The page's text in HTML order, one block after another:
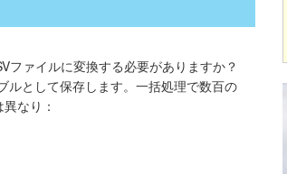
ファイルに変換する必要がありますか？
ルとして保存します。一括処理で数百の
なり：